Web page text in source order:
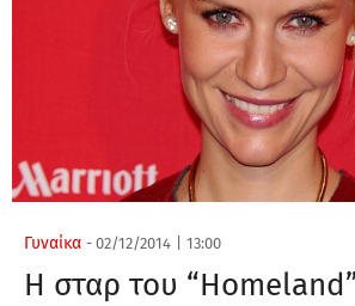
Γυναίκα - 02/12/2014 13:00
Η σταρ του